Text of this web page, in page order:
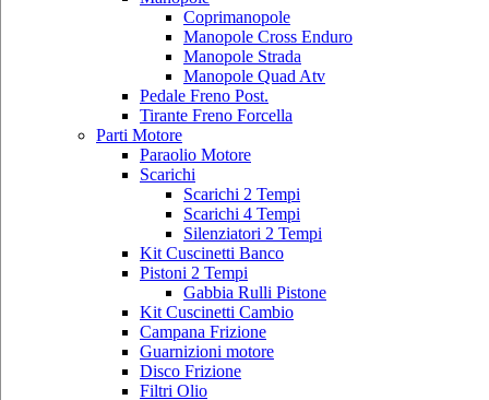
Coprimanopole
Manopole Cross Enduro
Manopole Strada
Manopole Quad Atv
Pedale Freno Post.
Tirante Freno Forcella
Parti Motore
Paraolio Motore
Scarichi
Scarichi 2 Tempi
Scarichi 4 Tempi
Silenziatori 2 Tempi
Kit Cuscinetti Banco
Pistoni 2 Tempi
Gabbia Rulli Pistone
Kit Cuscinetti Cambio
Campana Frizione
Guarnizioni motore
Disco Frizione
Filtri Olio